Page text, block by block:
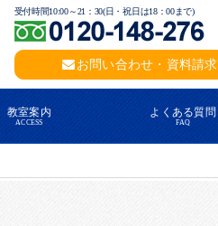
受付時間10:00～21：30(日・祝日は18：00まで)
お問い合わせ・資料請求
教室案内
ACCESS
よくある質問
FAQ